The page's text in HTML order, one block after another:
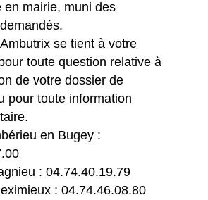
en mairie, muni des
se tient à votre
toute question relative à
de votre dossier de
pour toute information
en Bugey :
: 04.74.40.19.79
: 04.74.46.08.80